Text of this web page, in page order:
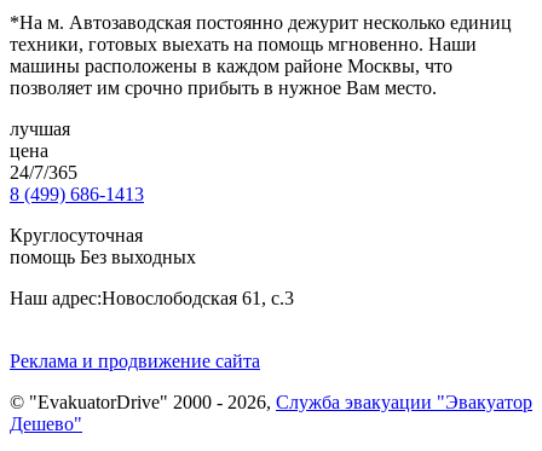
*На м. Автозаводская постоянно дежурит несколько единиц
техники, готовых выехать на помощь мгновенно. Наши
машины расположены в каждом районе Москвы, что
позволяет им срочно прибыть в нужное Вам место.
лучшая
цена
24/7/365
8 (499) 686-1413
Круглосуточная
помощь Без выходных
Наш адрес:Новослободская 61, с.3
Реклама и продвижение сайта
© "EvakuatorDrive" 2000 - 2026, Служба эвакуации "Эвакуатор
Дешево"